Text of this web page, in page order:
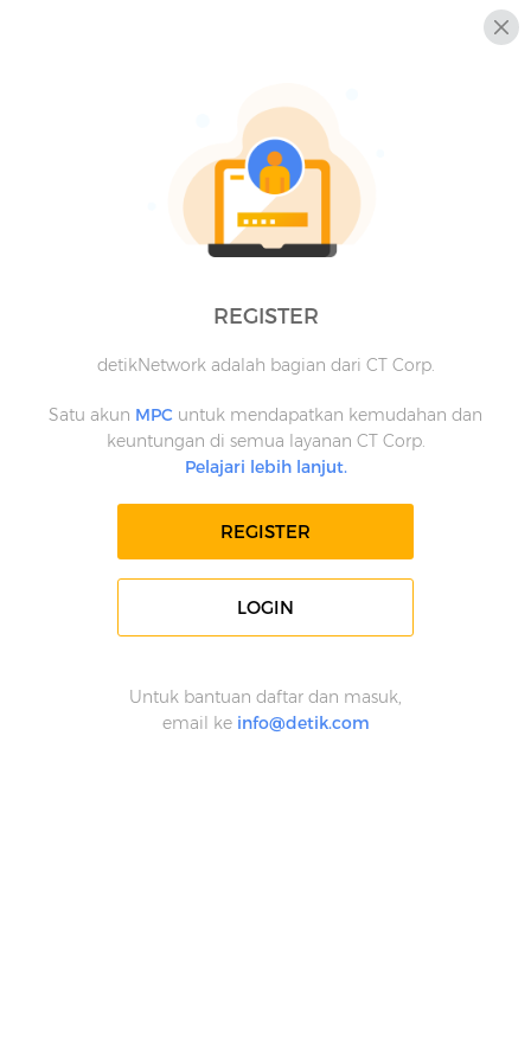
REGISTER
detikNetwork adalah bagian dari CT Corp.
Satu akun MPC untuk mendapatkan kemudahan dan
keuntungan di semua layanan CT Corp.
Pelajari lebih lanjut.
REGISTER
LOGIN
Untuk bantuan daftar dan masuk,
email ke info@detik.com